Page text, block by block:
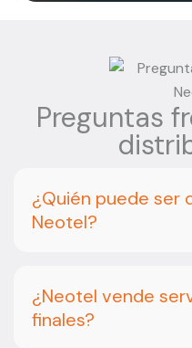
Preguntas
¿Quién puede ser
Neotel?
¿Neotel vende
finales?